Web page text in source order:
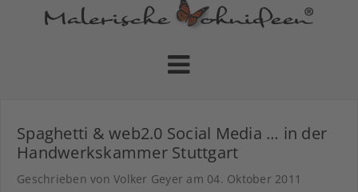
Spaghetti & web2.0 Social Media … in der
Handwerkskammer Stuttgart
Geschrieben von Volker Geyer am 04. Oktober 2011